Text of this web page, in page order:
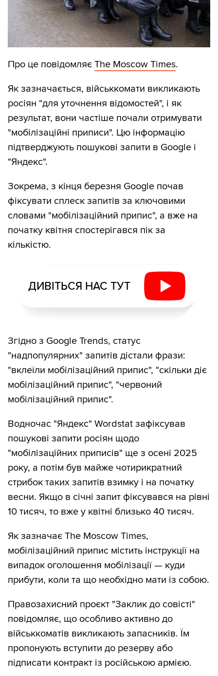
Про це повідомляє The Moscow Times.
Як зазначається, військкомати викликають
росіян "для уточнення відомостей", і як
результат, вони частіше почали отримувати
"мобілізаційні приписи". Цю інформацію
підтверджують пошукові запити в Google і
"Яндекс".
Зокрема, з кінця березня Google почав
фіксувати сплеск запитів за ключовими
словами "мобілізаційний припис", а вже на
початку квітня спостерігався пік за
кількістю.
ДИВІТЬСЯ НАС ТУТ
Згідно з Google Trends, статус
"надпопулярних" запитів дістали фрази:
"вклеїли мобілізаційний припис", "скільки діє
мобілізаційний припис", "червоний
мобілізаційний припис".
Водночас "Яндекс" Wordstat зафіксував
пошукові запити росіян щодо
"мобілізаційних приписів" ще з осені 2025
року, а потім був майже чотирикратний
стрибок таких запитів взимку і на початку
весни. Якщо в січні запит фіксувався на рівні
10 тисяч, то вже у квітні близько 40 тисяч.
Як зазначає The Moscow Times,
мобілізаційний припис містить інструкції на
випадок оголошення мобілізації — куди
прибути, коли та що необхідно мати із собою.
Правозахисний проєкт "Заклик до совісті"
повідомляє, що особливо активно до
військкоматів викликають запасників. Їм
пропонують вступити до резерву або
підписати контракт із російською армією.